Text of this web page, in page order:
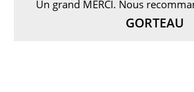
Un grand MERCI. Nous
GORTEAU